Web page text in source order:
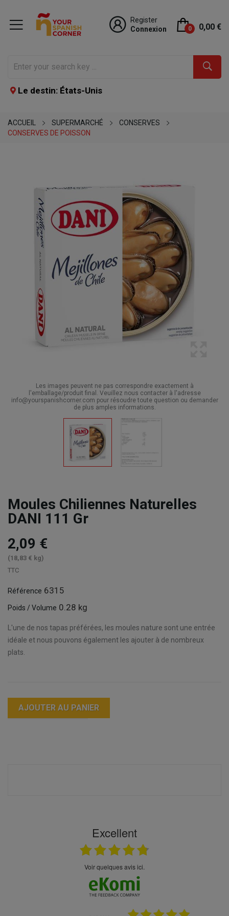
Register
Connexion
0 0,00 €
Le destin: États-Unis
ACCUEIL SUPERMARCHÉ
CONSERVES
CONSERVES DE POISSON
Les images peuvent ne pas correspondre exactement à
l'emballage/produit final. Veuillez nous contacter à l'adresse
info@yourspanishcorner.com pour résoudre toute question ou demander
de plus amples informations.
Moules Chiliennes Naturelles
DANI 111 Gr
2,09 €
(18,83 € kg)
TTC
Référence 6315
Poids / Volume 0.28 kg
L'une de nos tapas préférées, les moules nature sont une entrée
idéale et nous pouvons également les ajouter à de nombreux
plats.
AJOUTER AU PANIER
Excellent
Voir quelques avis ici.